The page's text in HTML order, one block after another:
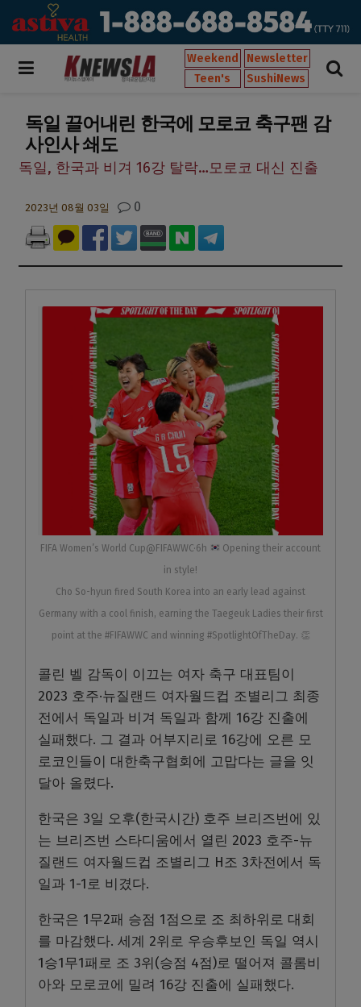
Weekend
Newsletter
Teen's
SushiNews
독일 끌어내린 한국에 모로코 축구팬 감
사인사 쇄도
독일, 한국과 비겨 16강 탈락…모로코 대신 진출
2023년 08월 03일 0
FIFA Women’s World Cup@FIFAWWC·6h
Opening their account
in style!
Cho So-hyun fired South Korea into an early lead against
Germany with a cool finish, earning the Taegeuk Ladies their first
point at the #FIFAWWC and winning #SpotlightOfTheDay. 👏
콜린 벨 감독이 이끄는 여자 축구 대표팀이
2023 호주·뉴질랜드 여자월드컵 조별리그 최종
전에서 독일과 비겨 독일과 함께 16강 진출에
실패했다. 그 결과 어부지리로 16강에 오른 모
로코인들이 대한축구협회에 고맙다는 글을 잇
달아 올렸다.
한국은 3일 오후(한국시간) 호주 브리즈번에 있
는 브리즈번 스타디움에서 열린 2023 호주-뉴
질랜드 여자월드컵 조별리그 H조 3차전에서 독
일과 1-1로 비겼다.
한국은 1무2패 승점 1점으로 조 최하위로 대회
를 마감했다. 세계 2위로 우승후보인 독일 역시
1승1무1패로 조 3위(승점 4점)로 떨어져 콜롬비
아와 모로코에 밀려 16강 진출에 실패했다.